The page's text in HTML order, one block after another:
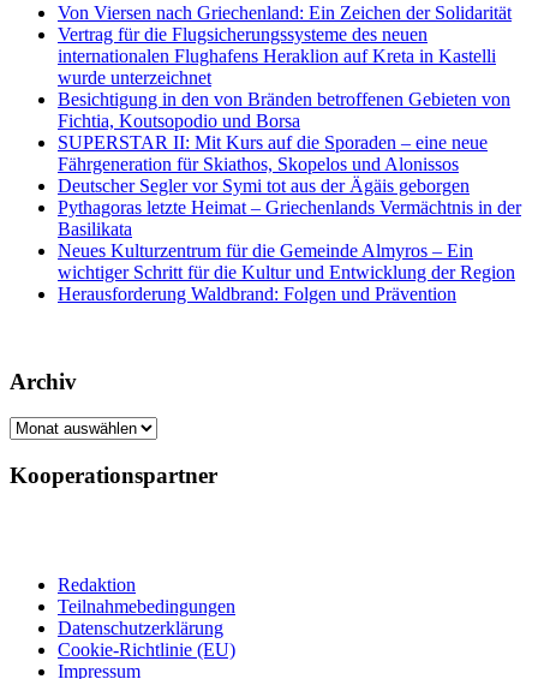
Von Viersen nach Griechenland: Ein Zeichen der Solidarität
Vertrag für die Flugsicherungssysteme des neuen
internationalen Flughafens Heraklion auf Kreta in Kastelli
wurde unterzeichnet
Besichtigung in den von Bränden betroffenen Gebieten von
Fichtia, Koutsopodio und Borsa
SUPERSTAR II: Mit Kurs auf die Sporaden – eine neue
Fährgeneration für Skiathos, Skopelos und Alonissos
Deutscher Segler vor Symi tot aus der Ägäis geborgen
Pythagoras letzte Heimat – Griechenlands Vermächtnis in der
Basilikata
Neues Kulturzentrum für die Gemeinde Almyros – Ein
wichtiger Schritt für die Kultur und Entwicklung der Region
Herausforderung Waldbrand: Folgen und Prävention
Archiv
Archiv
Kooperationspartner
Redaktion
Teilnahmebedingungen
Datenschutzerklärung
Cookie-Richtlinie (EU)
Impressum